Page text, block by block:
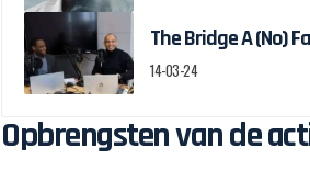
The Bridge A (No)
14-03-24
Opbrengsten van de